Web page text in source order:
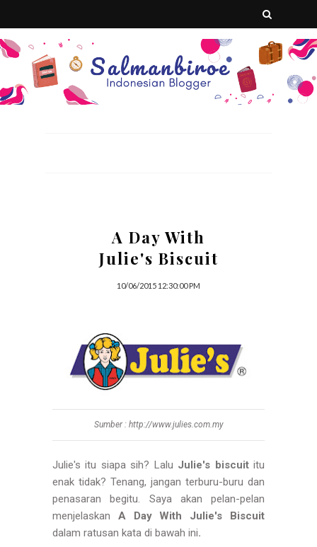
A Day With
Julie's Biscuit
10/06/2015 12:30:00 PM
Sumber : http://www.julies.com.my
Julie's itu siapa sih? Lalu Julie's biscuit itu
enak tidak? Tenang, jangan terburu-buru dan
penasaran begitu. Saya akan pelan-pelan
menjelaskan A Day With Julie's Biscuit
dalam ratusan kata di bawah ini.